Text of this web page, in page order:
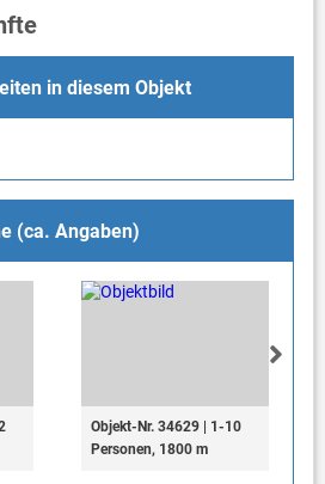
in diesem Objekt
(ca. Angaben)
Objekt-Nr. 34629 | 1-10
Personen, 1800 m